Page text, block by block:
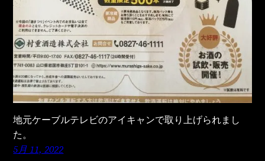
地元ケーブルテレビのアイキャンで取り上げられまし
た。
5月 11, 2022